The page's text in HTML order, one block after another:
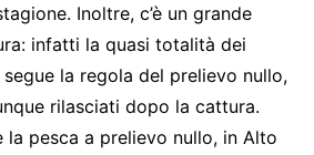
Inoltre, c’è un grande
infatti la quasi totalità dei
la regola del prelievo nullo,
rilasciati dopo la cattura.
la pesca a prelievo nullo, in Alto